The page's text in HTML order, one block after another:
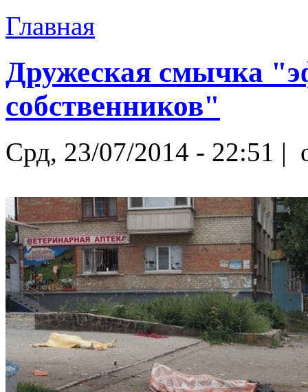
Главная
Дружеская смычка
собственников"
Срд, 23/07/2014 - 22:51 |